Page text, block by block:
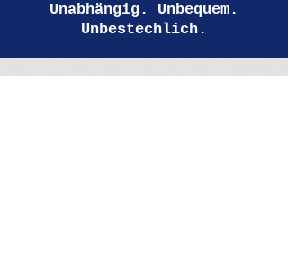
Unabhängig. Unbequem.
Unbestechlich.